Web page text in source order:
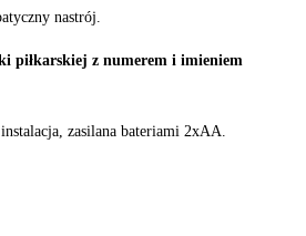
nastrój.
piłkarskiej z numerem i imieniem
zasilana bateriami 2xAA.